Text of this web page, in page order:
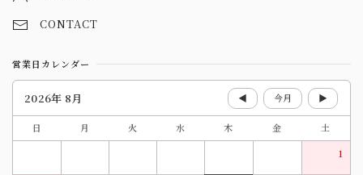
CONTACT
営業日カレンダー
2026年 8月 ◀ 今月 ▶
日 月 火 水 木 金
土
1